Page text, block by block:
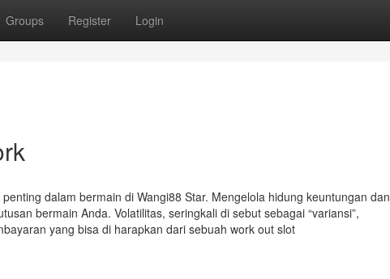
Groups Register Login
dalam bermain di Wangi88 Star. Mengelola hidung keuntungan dan
bermain Anda. Volatilitas, seringkali di sebut sebagai “variansi”,
yang bisa di harapkan dari sebuah work out slot